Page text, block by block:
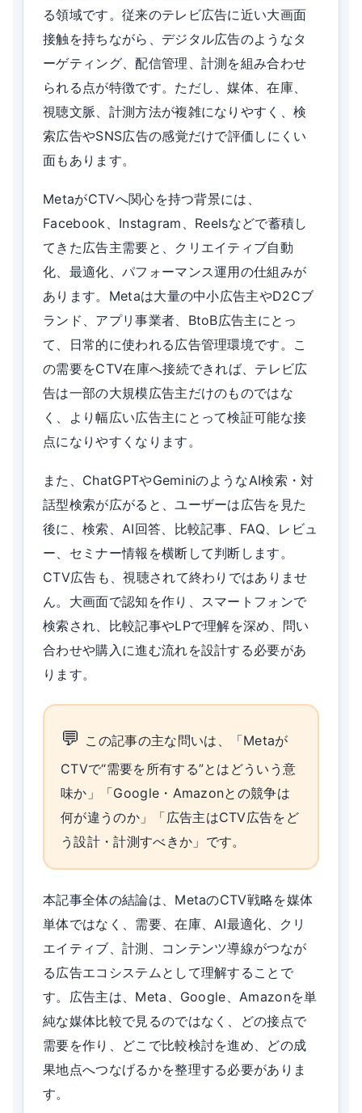
る領域です。従来のテレビ広告に近い大画面
接触を持ちながら、デジタル広告のようなタ
ーゲティング、配信管理、計測を組み合わせ
られる点が特徴です。ただし、媒体、在庫、
視聴文脈、計測方法が複雑になりやすく、検
索広告やSNS広告の感覚だけで評価しにくい
面もあります。
MetaがCTVへ関心を持つ背景には、
Facebook、Instagram、Reelsなどで蓄積し
てきた広告主需要と、クリエイティブ自動
化、最適化、パフォーマンス運用の仕組みが
あります。Metaは大量の中小広告主やD2Cブ
ランド、アプリ事業者、BtoB広告主にとっ
て、日常的に使われる広告管理環境です。こ
の需要をCTV在庫へ接続できれば、テレビ広
告は一部の大規模広告主だけのものではな
く、より幅広い広告主にとって検証可能な接
点になりやすくなります。
また、ChatGPTやGeminiのようなAI検索・対
話型検索が広がると、ユーザーは広告を見た
後に、検索、AI回答、比較記事、FAQ、レビュ
ー、セミナー情報を横断して判断します。
CTV広告も、視聴されて終わりではありませ
ん。大画面で認知を作り、スマートフォンで
検索され、比較記事やLPで理解を深め、問い
合わせや購入に進む流れを設計する必要があ
ります。
この記事の主な問いは、「Metaが
CTVで“需要を所有する”とはどういう意
味か」「Google・Amazonとの競争は
何が違うのか」「広告主はCTV広告をど
う設計・計測すべきか」です。
本記事全体の結論は、MetaのCTV戦略を媒体
単体ではなく、需要、在庫、AI最適化、クリ
エイティブ、計測、コンテンツ導線がつなが
る広告エコシステムとして理解することで
す。広告主は、Meta、Google、Amazonを単
純な媒体比較で見るのではなく、どの接点で
需要を作り、どこで比較検討を進め、どの成
果地点へつなげるかを整理する必要がありま
す。